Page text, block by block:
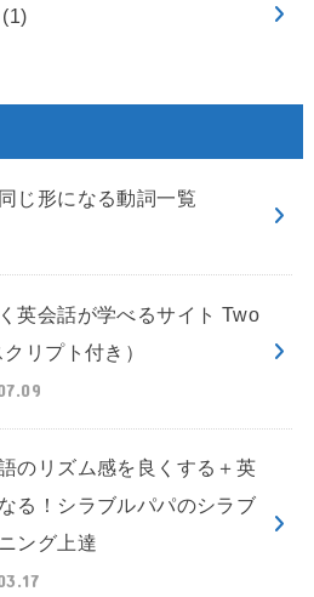
(1)
じ形になる動詞一覧
英会話が学べるサイト Two
リプト付き）
のリズム感を良くする＋英
る！シラブルパパのシラブ
ング上達